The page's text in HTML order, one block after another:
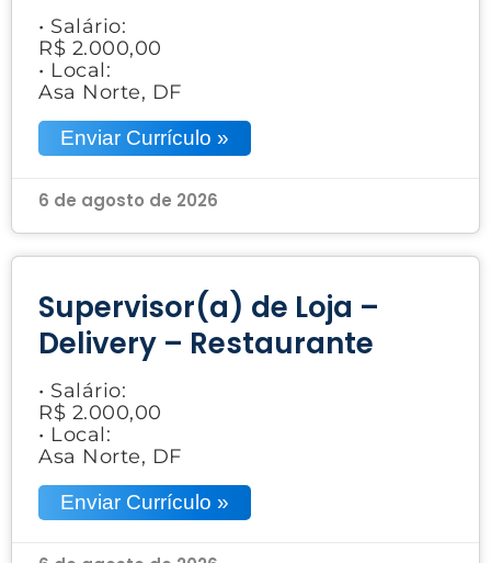
• Salário:
R$ 2.000,00
• Local:
Asa Norte, DF
Enviar Currículo »
6 de agosto de 2026
Supervisor(a) de Loja –
Delivery – Restaurante
• Salário:
R$ 2.000,00
• Local:
Asa Norte, DF
Enviar Currículo »